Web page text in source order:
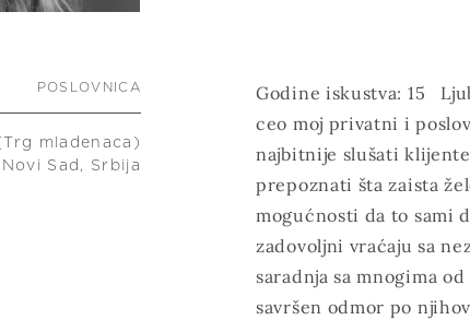
POSLOVNICA
mladenaca)
Sad, Srbija
Godine iskustva: 15
ceo moj privatni i
najbitnije slušati
prepoznati šta zaista
mogućnosti da to sami
zadovoljni vraćaju sa
saradnja sa mnogima
savršen odmor po